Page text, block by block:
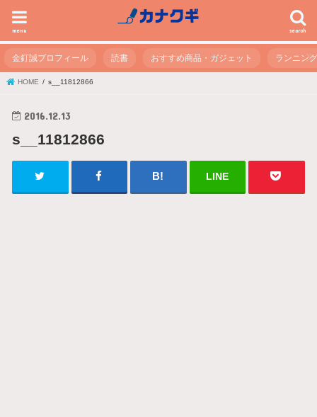
search
menu
金釘誠プロフィール 読書 おすすめ商品・ガジェット ランニング
HOME s__11812866
2016.12.13
s__11812866
LINE